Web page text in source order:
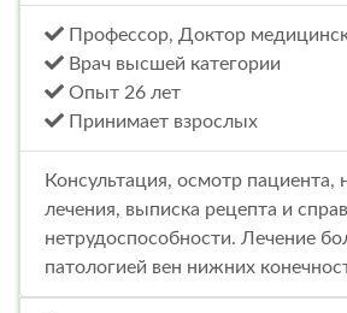
Профессор, Доктор
Врач высшей категории
Опыт 26 лет
Принимает взрослых
Консультация, осмотр пациента,
лечения, выписка рецепта и
нетрудоспособности. Лечение
патологией вен нижних